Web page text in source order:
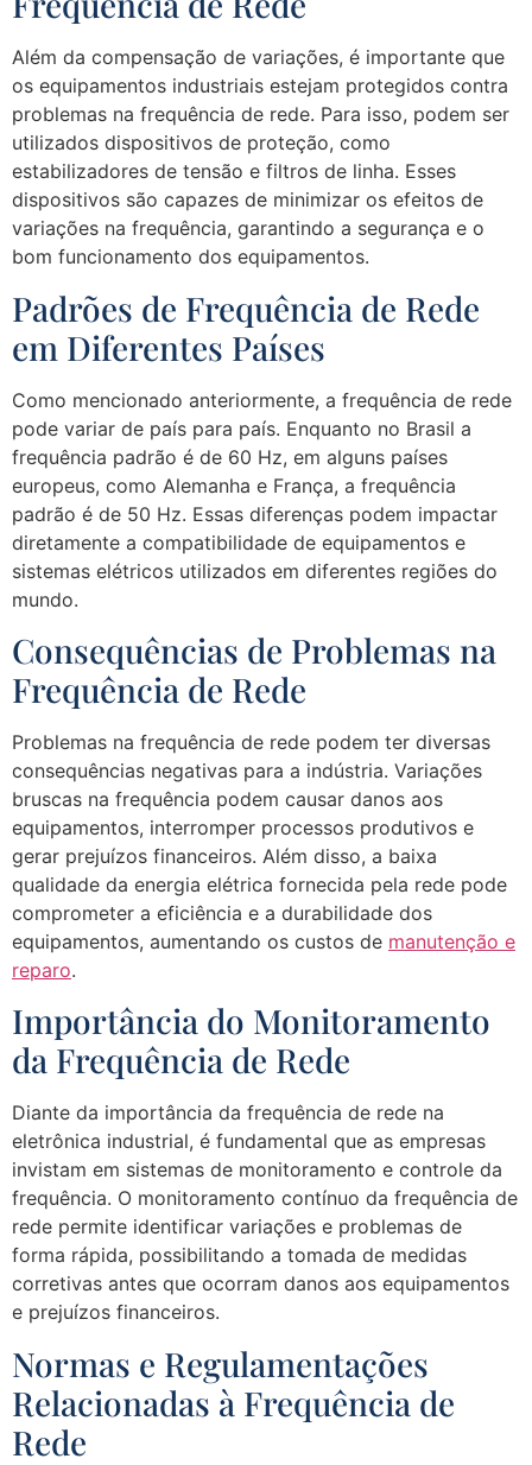
Além da compensação de variações, é importante que
os equipamentos industriais estejam protegidos contra
problemas na frequência de rede. Para isso, podem ser
utilizados dispositivos de proteção, como
estabilizadores de tensão e filtros de linha. Esses
dispositivos são capazes de minimizar os efeitos de
variações na frequência, garantindo a segurança e o
bom funcionamento dos equipamentos.
Padrões de Frequência de Rede
em Diferentes Países
Como mencionado anteriormente, a frequência de rede
pode variar de país para país. Enquanto no Brasil a
frequência padrão é de 60 Hz, em alguns países
europeus, como Alemanha e França, a frequência
padrão é de 50 Hz. Essas diferenças podem impactar
diretamente a compatibilidade de equipamentos e
sistemas elétricos utilizados em diferentes regiões do
mundo.
Consequências de Problemas na
Frequência de Rede
Problemas na frequência de rede podem ter diversas
consequências negativas para a indústria. Variações
bruscas na frequência podem causar danos aos
equipamentos, interromper processos produtivos e
gerar prejuízos financeiros. Além disso, a baixa
qualidade da energia elétrica fornecida pela rede pode
comprometer a eficiência e a durabilidade dos
equipamentos, aumentando os custos de manutenção e
reparo.
Importância do Monitoramento
da Frequência de Rede
Diante da importância da frequência de rede na
eletrônica industrial, é fundamental que as empresas
invistam em sistemas de monitoramento e controle da
frequência. O monitoramento contínuo da frequência de
rede permite identificar variações e problemas de
forma rápida, possibilitando a tomada de medidas
corretivas antes que ocorram danos aos equipamentos
e prejuízos financeiros.
Normas e Regulamentações
Relacionadas à Frequência de
Rede